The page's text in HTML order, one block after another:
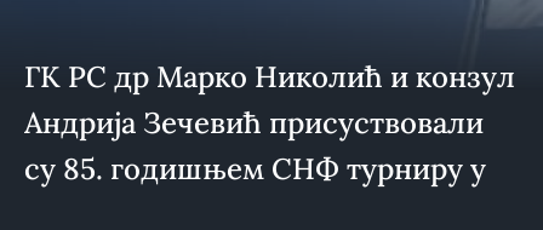
ГК РС др Марко Николић и конзул
Андрија Зечевић присуствовали
су 85. годишњем СНФ турниру у